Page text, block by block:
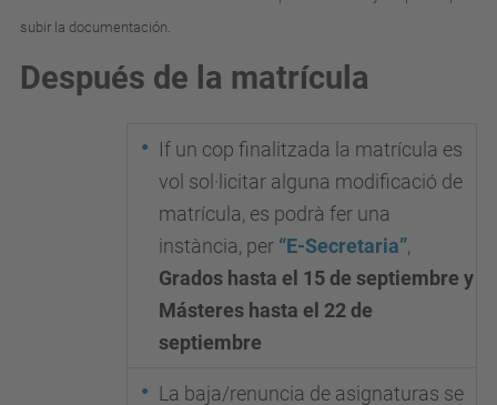
subir la documentación.
Después de la matrícula
If un cop finalitzada la matrícula es
vol sol·licitar alguna modificació de
matrícula, es podrà fer una
instància, per “E-Secretaria”,
Grados hasta el 15 de septiembre y
Másteres hasta el 22 de
septiembre
La baja/renuncia de asignaturas se